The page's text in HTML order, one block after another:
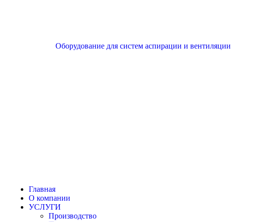
Оборудование для систем аспирации и вентиляции
Главная
О компании
УСЛУГИ
Производство